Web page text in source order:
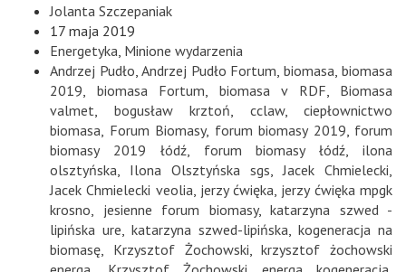
Jolanta Szczepaniak
17 maja 2019
Energetyka Minione wydarzenia
Andrzej Pudło Andrzej Pudło Fortum ,biomasa ,biomasa
2019
biomasa Fortum biomasa v RDF
Biomasa
valmet
bogusław krztoń cclaw, ciepłownictwo
biomasa Forum Biomasy, forum biomasy 2019 forum
biomasy 2019 łódź, forum biomasy łódź ,ilona
olsztyńska
Ilona Olsztyńska sgs Jacek Chmielecki
Jacek Chmielecki veolia jerzy ćwięka jerzy ćwięka mpgk
krosno
jesienne forum biomasy, katarzyna szwed -
lipińska ure katarzyna szwed-lipińska kogeneracja na
biomasę
Krzysztof Żochowski ,krzysztof żochowski